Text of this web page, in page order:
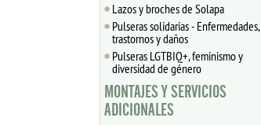
Lazos y broches de Solapa
Pulseras solidarias - Enfermedades,
trastornos y daños
Pulseras LGTBIQ+, feminismo y
diversidad de género
MONTAJES Y SERVICIOS
ADICIONALES